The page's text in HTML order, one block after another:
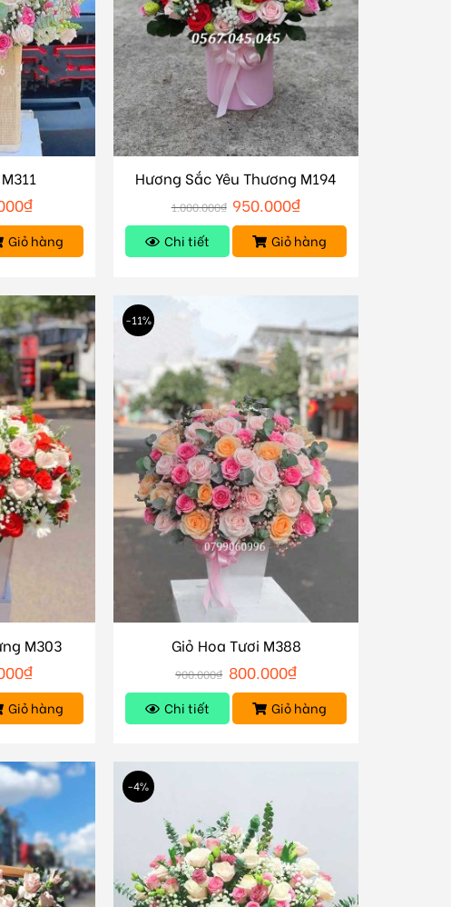
₫
Giỏ hàng
Hương Sắc Yêu Thương M194
1.000.000₫ 950.000₫
Chi tiết Giỏ hàng
M303
₫
Giỏ hàng
-11%
Giỏ Hoa Tươi M388
900.000₫ 800.000₫
Chi tiết Giỏ hàng
-4%